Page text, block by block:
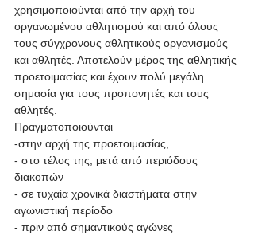
χρησιμοποιούνται από την αρχή του
οργανωμένου αθλητισμού και από όλους
τους σύγχρονους αθλητικούς οργανισμούς
και αθλητές. Αποτελούν μέρος της αθλητικής
προετοιμασίας και έχουν πολύ μεγάλη
σημασία για τους προπονητές και τους
αθλητές.
Πραγματοποιούνται
-στην αρχή της προετοιμασίας,
- στο τέλος της, μετά από περιόδους
διακοπών
- σε τυχαία χρονικά διαστήματα στην
αγωνιστική περίοδο
- πριν από σημαντικούς αγώνες